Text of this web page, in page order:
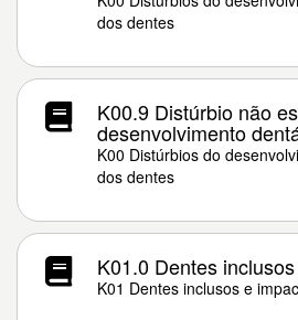
dos dentes
K00.9 Distúrbio não
desenvolvimento
K00 Distúrbios do
dos dentes
K01.0 Dentes inclusos
K01 Dentes inclusos e